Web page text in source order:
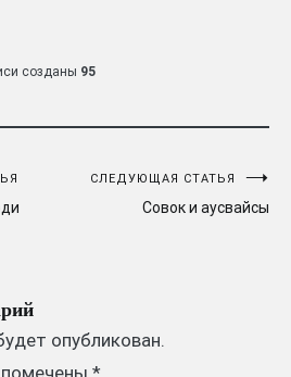
созданы 95
СЛЕДУЮЩАЯ СТАТЬЯ
Совок и аусвайсы
опубликован.
*